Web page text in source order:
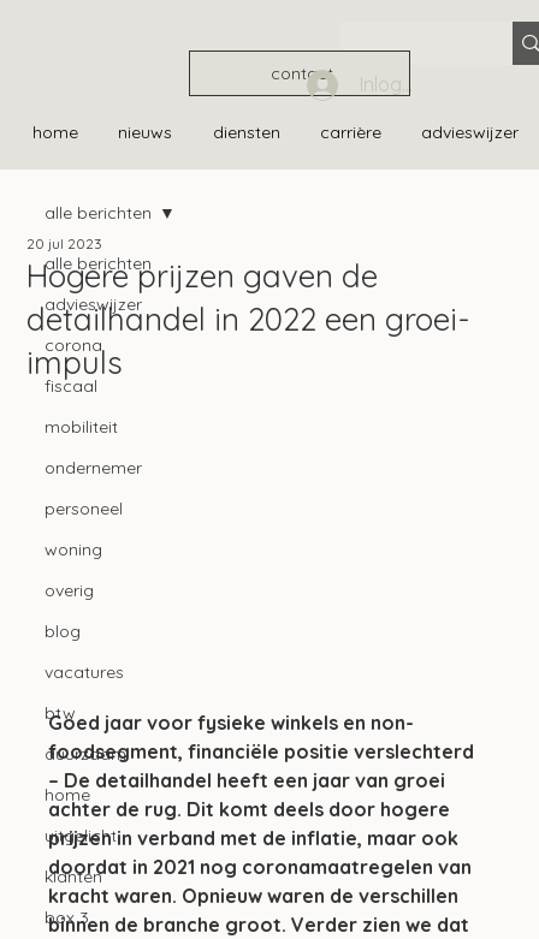
contact
home nieuws diensten carrière advieswijzer
Inloggen
alle berichten
advieswijzer
corona
fiscaal
mobiliteit
ondernemer
personeel
woning
overig
blog
vacatures
btw
duurzaam
home
uitgelicht
klanten
box 3
alle berichten
Hogere prijzen gaven de
detailhandel in 2022 een groei-
impuls
20 jul 2023
Goed jaar voor fysieke winkels en non-
foodsegment, financiële positie verslechterd
– De detailhandel heeft een jaar van groei
achter de rug. Dit komt deels door hogere
prijzen in verband met de inflatie, maar ook
doordat in 2021 nog coronamaatregelen van
kracht waren. Opnieuw waren de verschillen
binnen de branche groot. Verder zien we dat